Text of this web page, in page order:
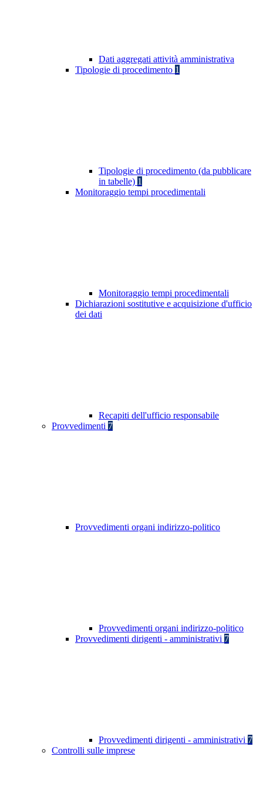
Dati aggregati attività amministrativa
Tipologie di procedimento 1
Tipologie di procedimento (da pubblicare
in tabelle) 1
Monitoraggio tempi procedimentali
Monitoraggio tempi procedimentali
Dichiarazioni sostitutive e acquisizione d'ufficio
dei dati
Recapiti dell'ufficio responsabile
Provvedimenti 7
Provvedimenti organi indirizzo-politico
Provvedimenti organi indirizzo-politico
Provvedimenti dirigenti - amministrativi 7
Provvedimenti dirigenti - amministrativi 7
Controlli sulle imprese